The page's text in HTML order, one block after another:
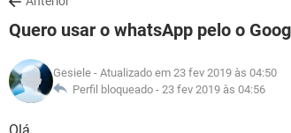
Quero usar o whatsApp pelo o
Gesiele - Atualizado em 23 fev 2019 às 04:50
Perfil bloqueado - 23 fev 2019 às 04:56